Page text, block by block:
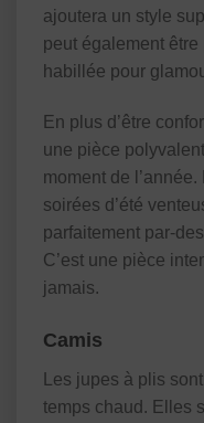
ajoutera un style
peut également
habillée pour
En plus d’être
une pièce
moment de
soirées d’été
parfaitement par-
C’est une pièce
jamais.
Camis
Les jupes à plis
temps chaud. Elles